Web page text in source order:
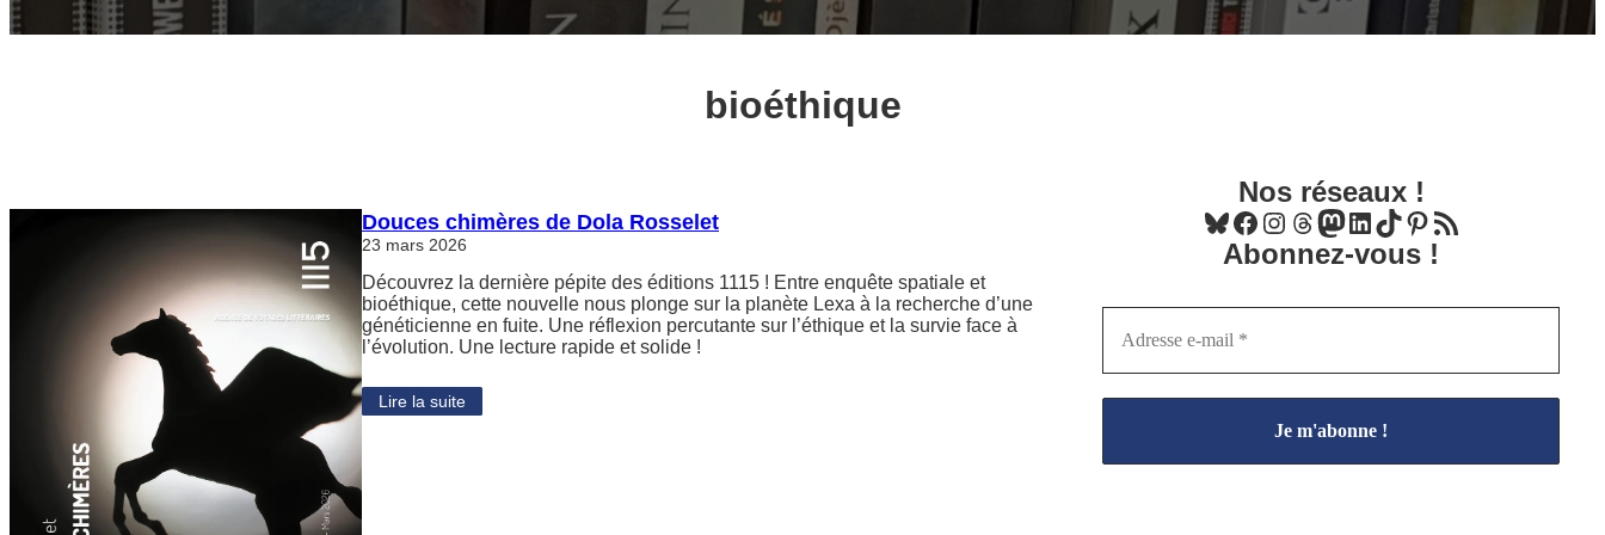
bioéthique
Douces chimères de Dola Rosselet
23 mars 2026
Découvrez la dernière pépite des éditions 1115 ! Entre enquête spatiale et
bioéthique, cette nouvelle nous plonge sur la planète Lexa à la recherche d’une
généticienne en fuite. Une réflexion percutante sur l’éthique et la survie face à
l’évolution. Une lecture rapide et solide !
Lire la suite
Nos réseaux !
Bluesky Facebook Instagram Threads Mastodon LinkedIn TikTok Pinterest
Flux RSS
Abonnez-vous !